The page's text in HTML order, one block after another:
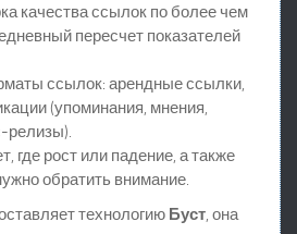
качества ссылок по более чем
пересчет показателей
ссылок: арендные ссылки,
(упоминания, мнения,
релизы).
где рост или падение, а также
обратить внимание.
технологию Буст , она